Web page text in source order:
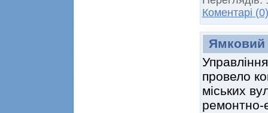
Коментарі (0)
провело
міських
ремонтно-